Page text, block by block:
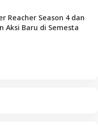
Reacher Season 4 dan
Aksi Baru di Semesta